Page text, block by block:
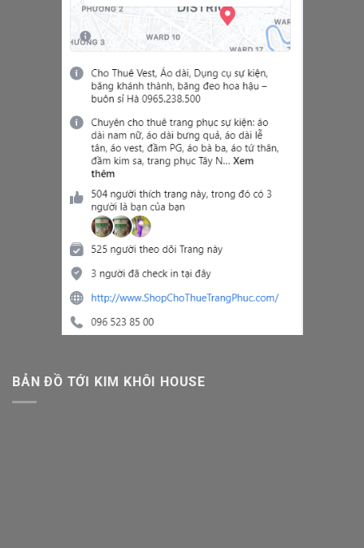
BẢN ĐỒ TỚI KIM KHÔI HOUSE